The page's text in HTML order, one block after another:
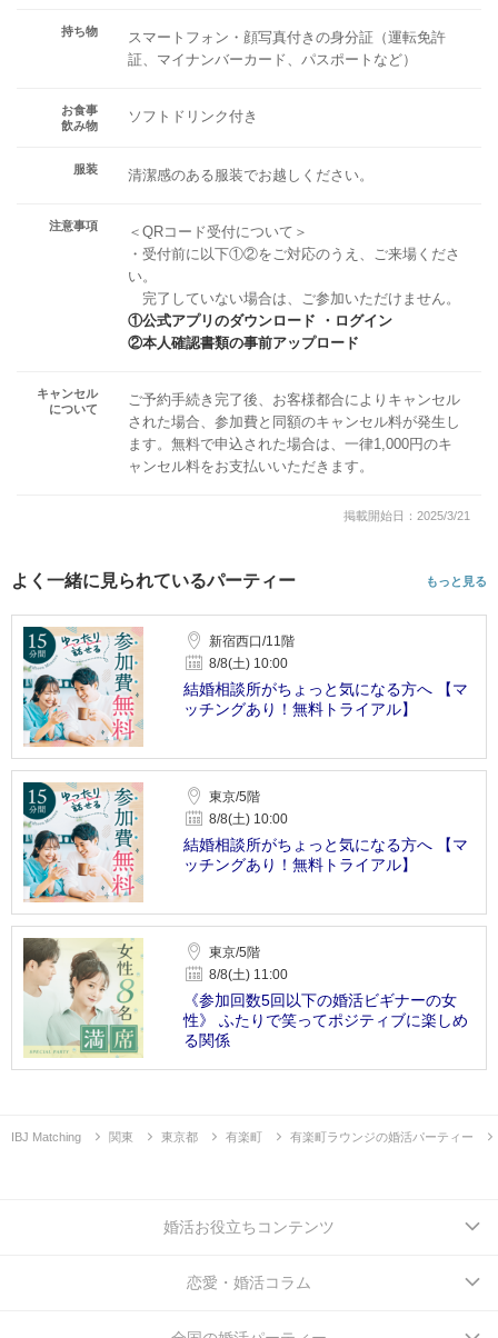
持ち物
スマートフォン・顔写真付きの身分証（運転免許
証、マイナンバーカード、パスポートなど）
お食事
飲み物
ソフトドリンク付き
服装 清潔感のある服装でお越しください。
注意事項
＜QRコード受付について＞
・受付前に以下①②をご対応のうえ、ご来場くださ
い。
完了していない場合は、ご参加いただけません。
①公式アプリのダウンロード ・ログイン
②本人確認書類の事前アップロード
キャンセル
について
ご予約手続き完了後、お客様都合によりキャンセル
された場合、参加費と同額のキャンセル料が発生し
ます。無料で申込された場合は、一律1,000円のキ
ャンセル料をお支払いいただきます。
掲載開始日：2025/3/21
よく一緒に見られているパーティー もっと見る
新宿西口/11階
8/8(土) 10:00
結婚相談所がちょっと気になる方へ 【マ
ッチングあり！無料トライアル】
東京/5階
8/8(土) 10:00
結婚相談所がちょっと気になる方へ 【マ
ッチングあり！無料トライアル】
東京/5階
8/8(土) 11:00
《参加回数5回以下の婚活ビギナーの女
性》 ふたりで笑ってポジティブに楽しめ
る関係
IBJ Matching 関東 東京都 有楽町 有楽町ラウンジの婚活パーティー
婚活お役立ちコンテンツ
恋愛・婚活コラム